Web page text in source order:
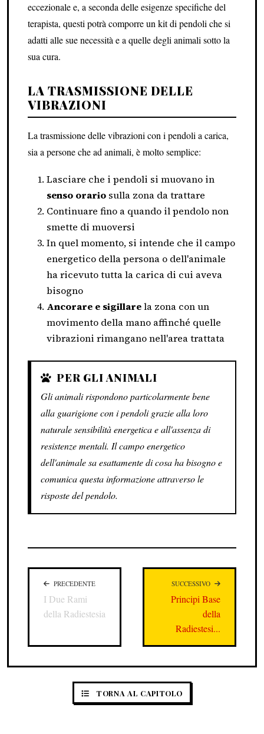
eccezionale e, a seconda delle esigenze specifiche del
terapista, questi potrà comporre un kit di pendoli che si
adatti alle sue necessità e a quelle degli animali sotto la
sua cura.
LA TRASMISSIONE DELLE
VIBRAZIONI
La trasmissione delle vibrazioni con i pendoli a carica,
sia a persone che ad animali, è molto semplice:
Lasciare che i pendoli si muovano in
senso orario sulla zona da trattare
Continuare fino a quando il pendolo non
smette di muoversi
In quel momento, si intende che il campo
energetico della persona o dell'animale
ha ricevuto tutta la carica di cui aveva
bisogno
Ancorare e sigillarela zona con un
movimento della mano affinché quelle
vibrazioni rimangano nell'area trattata
PER GLI ANIMALI
Gli animali rispondono particolarmente bene
alla guarigione con i pendoli grazie alla loro
naturale sensibilità energetica e all'assenza di
resistenze mentali. Il campo energetico
dell'animale sa esattamente di cosa ha bisogno e
comunica questa informazione attraverso le
risposte del pendolo.
PRECEDENTE
I Due Rami
della Radiestesia
SUCCESSIVO
Principi Base
della
Radiestesi...
TORNA AL CAPITOLO